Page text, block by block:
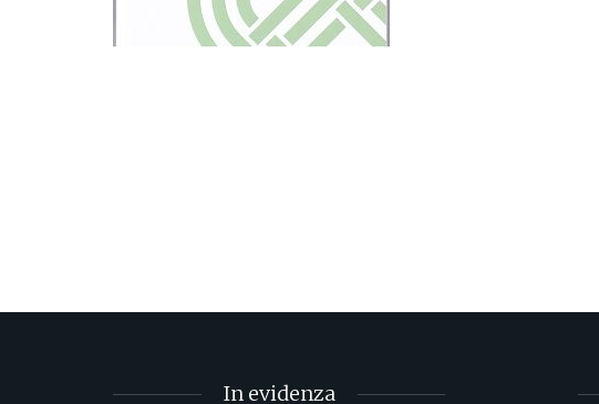
In evidenza